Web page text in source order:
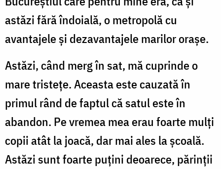
astăzi fără îndoială, o metropolă cu
avantajele și dezavantajele marilor orașe.
Astăzi, când merg în sat, mă cuprinde o
mare tristețe. Aceasta este cauzată în
primul rând de faptul că satul este în
abandon. Pe vremea mea erau foarte mulți
copii atât la joacă, dar mai ales la școală.
Astăzi sunt foarte puțini deoarece, părinții